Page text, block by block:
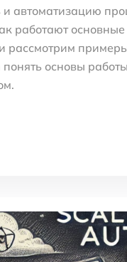
и автоматизацию
работают
рассмотрим
понять основы